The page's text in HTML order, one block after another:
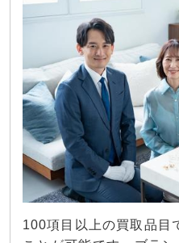
100項目以上の買取品目